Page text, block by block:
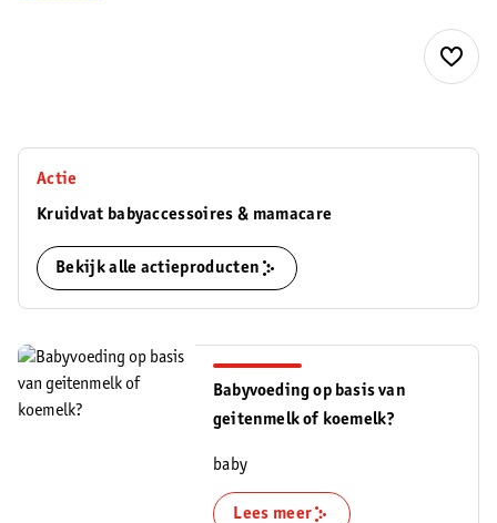
Actie
Kruidvat babyaccessoires & mamacare
Bekijk alle actieproducten
Babyvoeding op basis van
geitenmelk of koemelk?
baby
Lees meer